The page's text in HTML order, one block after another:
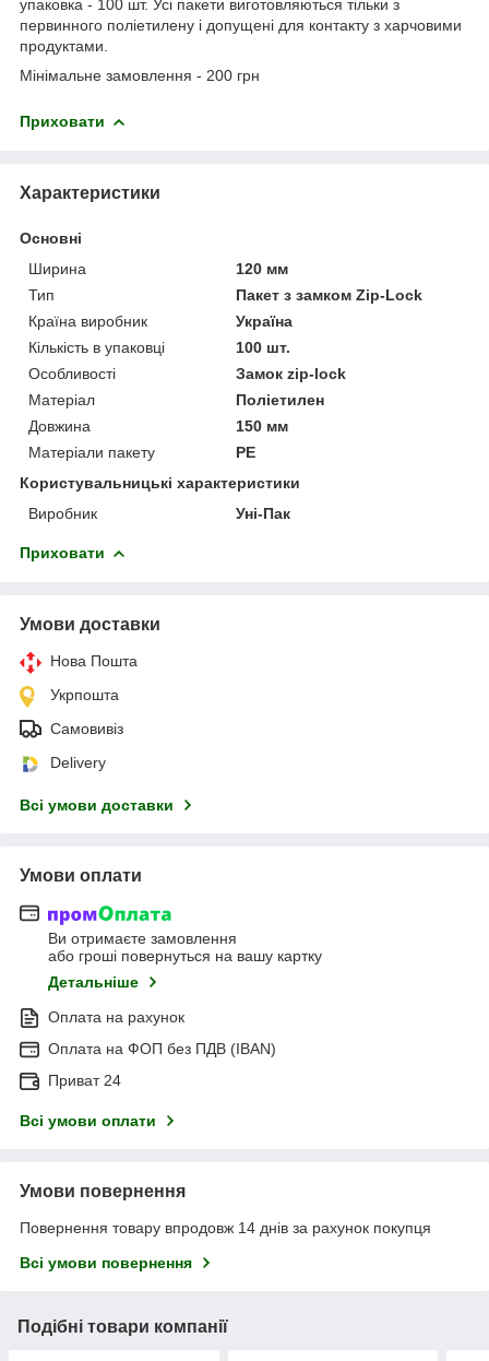
упаковка - 100 шт. Усі пакети виготовляються тільки з
первинного поліетилену і допущені для контакту з харчовими
продуктами.
Мінімальне замовлення - 200 грн
Приховати
Характеристики
Основні
Ширина
120 мм
Тип
Пакет з замком Zip-Lock
Країна виробник
Україна
Кількість в упаковці
100 шт.
Особливості
Замок zip-lock
Матеріал
Поліетилен
Довжина
150 мм
Матеріали пакету
РЕ
Користувальницькі характеристики
Виробник
Уні-Пак
Приховати
Умови доставки
Нова Пошта
Укрпошта
Самовивіз
Delivery
Всі умови доставки
Умови оплати
Ви отримаєте замовлення
або гроші повернуться на вашу картку
Детальніше
Оплата на рахунок
Оплата на ФОП без ПДВ (IBAN)
Приват 24
Всі умови оплати
Умови повернення
Повернення товару впродовж 14 днів за рахунок покупця
Всі умови повернення
Подібні товари компанії